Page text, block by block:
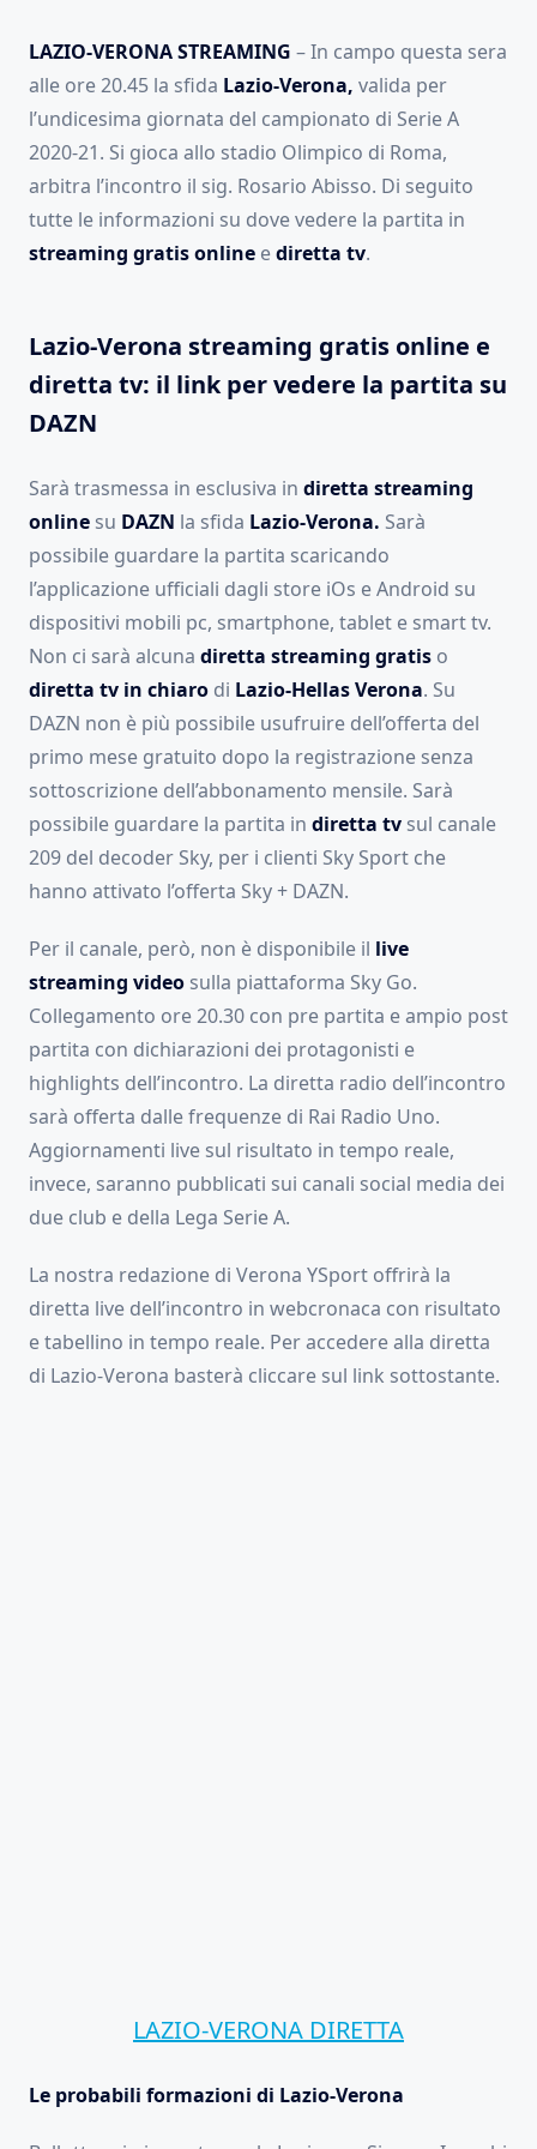
LAZIO-VERONA STREAMING – In campo questa sera
alle ore 20.45 la sfida Lazio-Verona, valida per
l’undicesima giornata del campionato di Serie A
2020-21. Si gioca allo stadio Olimpico di Roma,
arbitra l’incontro il sig. Rosario Abisso. Di seguito
tutte le informazioni su dove vedere la partita in
streaming gratis online ediretta tv.
Lazio-Verona streaming gratis online e
diretta tv: il link per vedere la partita su
DAZN
Sarà trasmessa in esclusiva in diretta streaming
online su DAZN la sfida Lazio-Verona. Sarà
possibile guardare la partita scaricando
l’applicazione ufficiali dagli store iOs e Android su
dispositivi mobili pc, smartphone, tablet e smart tv.
Non ci sarà alcuna diretta streaming gratis o
diretta tv in chiaro di Lazio-HellasVerona. Su
DAZN non è più possibile usufruire dell’offerta del
primo mese gratuito dopo la registrazione senza
sottoscrizione dell’abbonamento mensile. Sarà
possibile guardare la partita in diretta tv sul canale
209 del decoder Sky, per i clienti Sky Sport che
hanno attivato l’offerta Sky + DAZN.
Per il canale, però, non è disponibile il live
streaming video sulla piattaforma Sky Go.
Collegamento ore 20.30 con pre partita e ampio post
partita con dichiarazioni dei protagonisti e
highlights dell’incontro. La diretta radio dell’incontro
sarà offerta dalle frequenze di Rai Radio Uno.
Aggiornamenti live sul risultato in tempo reale,
invece, saranno pubblicati sui canali social media dei
due club e della Lega Serie A.
La nostra redazione di Verona YSport offrirà la
diretta live dell’incontro in webcronaca con risultato
e tabellino in tempo reale. Per accedere alla diretta
di Lazio-Verona basterà cliccare sul link sottostante.
LAZIO-VERONA DIRETTA
Le probabili formazioni di Lazio-Verona